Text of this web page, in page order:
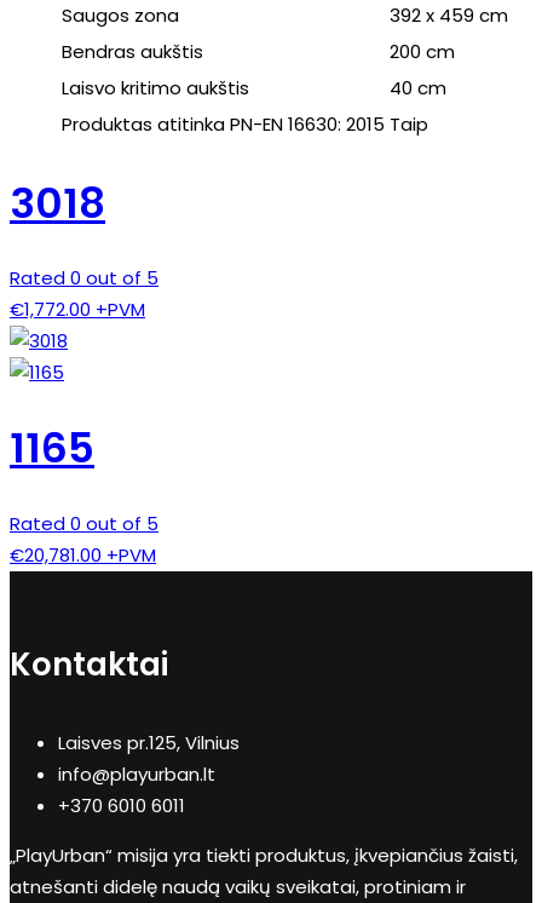
Saugos zona
392 x 459 cm
Bendras aukštis
200 cm
Laisvo kritimo aukštis
40 cm
Produktas atitinka PN-EN 16630: 2015 Taip
3018
Rated 0 out of 5
€1,772.00 +PVM
1165
Rated 0 out of 5
€20,781.00 +PVM
Kontaktai
Laisves pr.125, Vilnius
info@playurban.lt
+370 6010 6011
„PlayUrban“ misija yra tiekti produktus, įkvepiančius žaisti,
atnešanti didelę naudą vaikų sveikatai, protiniam ir